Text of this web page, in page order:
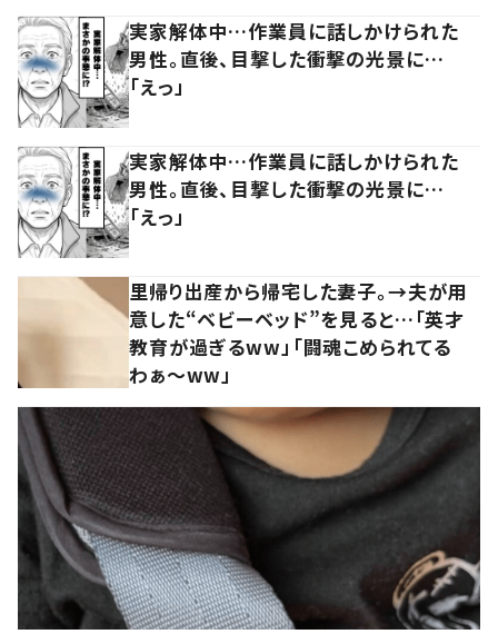
実家解体中…作業員に話しかけられた
男性。直後、目撃した衝撃の光景に…
「えっ」
実家解体中…作業員に話しかけられた
男性。直後、目撃した衝撃の光景に…
「えっ」
里帰り出産から帰宅した妻子。→夫が用
意した“ベビーベッド”を見ると…「英才
教育が過ぎるww」「闘魂こめられてる
わぁ～ww」